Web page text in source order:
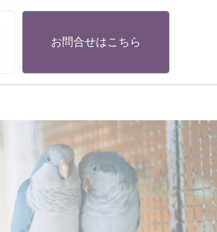
お問合せはこちら